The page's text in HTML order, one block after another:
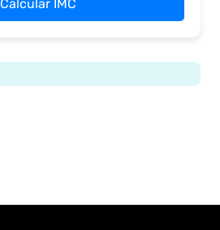
Calcular IMC